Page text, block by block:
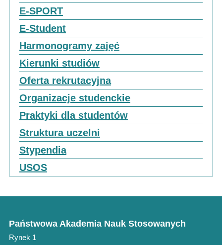
E-SPORT
E-Student
Harmonogramy zajęć
Kierunki studiów
Oferta rekrutacyjna
Organizacje studenckie
Praktyki dla studentów
Struktura uczelni
Stypendia
USOS
Państwowa Akademia Nauk Stosowanych
Rynek 1